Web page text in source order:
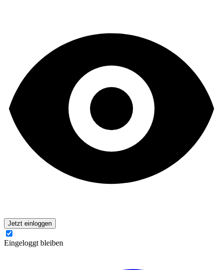
Jetzt einloggen
Eingeloggt bleiben